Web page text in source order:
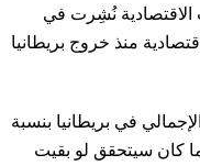
نُشِرت في
أن الخسائر الاقتصادية منذ خروج بريطانيا
في بريطانيا بنسبة
مقارنة بما كان سيتحقق لو بقيت